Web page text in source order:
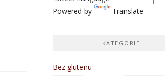
Powered by Translate
KATEGORIE
Bez glutenu